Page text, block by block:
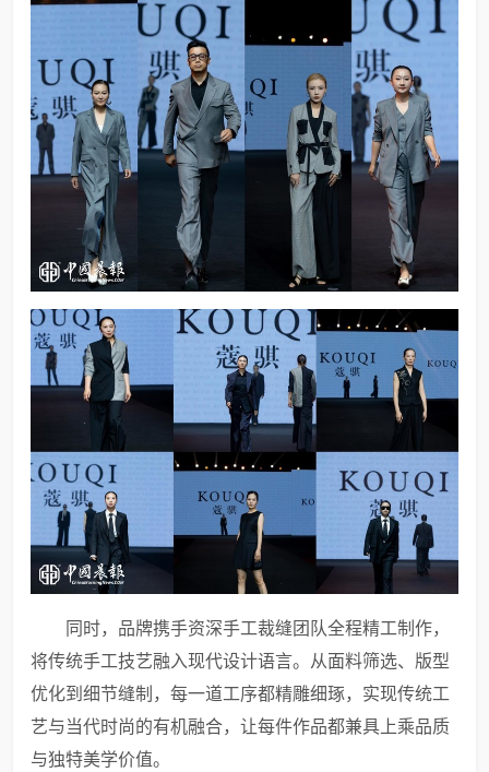
同时，品牌携手资深手工裁缝团队全程精工制作，
将传统手工技艺融入现代设计语言。从面料筛选、版型
优化到细节缝制，每一道工序都精雕细琢，实现传统工
艺与当代时尚的有机融合，让每件作品都兼具上乘品质
与独特美学价值。